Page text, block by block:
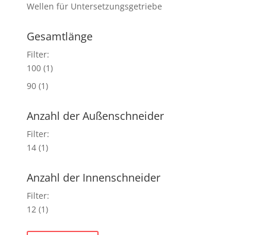
Wellen für Untersetzungsgetriebe
Gesamtlänge
Filter:
100 (1)
90 (1)
Anzahl der Außenschneider
Filter:
14 (1)
Anzahl der Innenschneider
Filter:
12 (1)